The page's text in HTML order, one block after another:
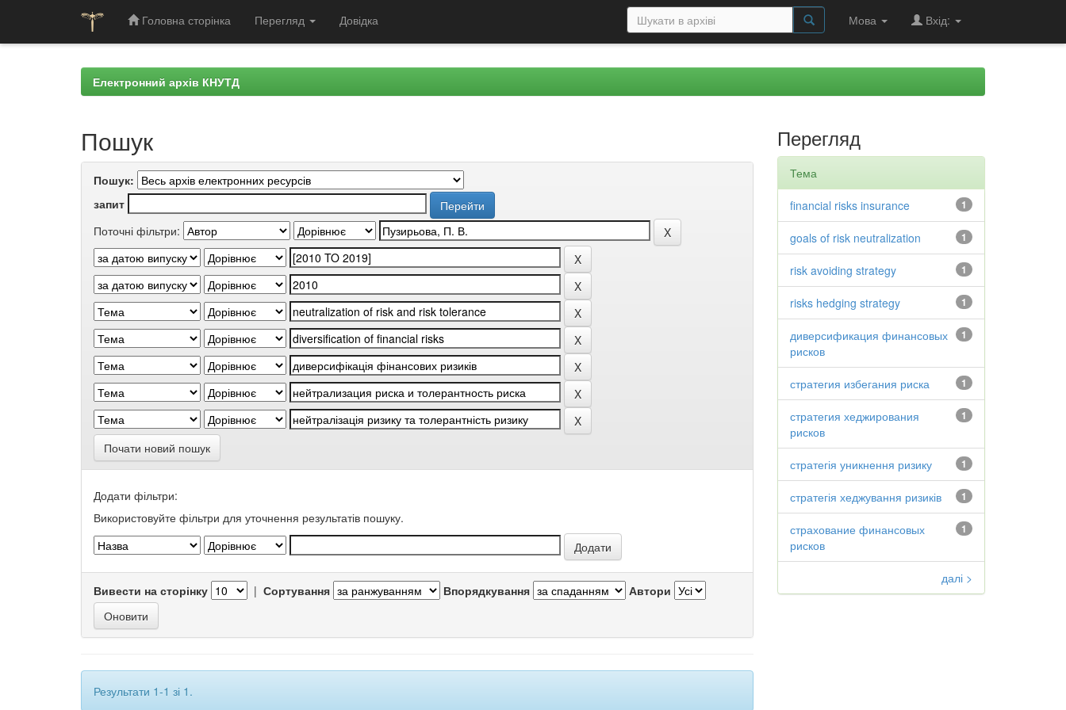
Головна сторінка Перегляд Довідка Мова Вхід:
Електронний архів КНУТД
Пошук
Пошук:
запит
Поточні фільтри:
Почати новий пошук
Додати фільтри:
Використовуйте фільтри для уточнення результатів пошуку.
Вивести на сторінку | Сортування Впорядкування Автори
Результати 1-1 зі 1.
Перегляд
Тема
1
financial risks insurance
1
goals of risk neutralization
1
risk avoiding strategy
1
risks hedging strategy
1
диверсификация финансовых
рисков
1
стратегия избегания риска
1
стратегия хеджирования
рисков
1
стратегія уникнення ризику
1
стратегія хеджування ризиків
1
страхование финансовых
рисков
далі >